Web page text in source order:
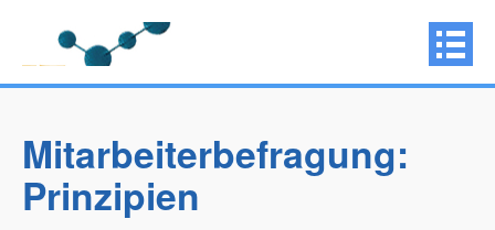
Mitarbeiterbefragung:
Prinzipien